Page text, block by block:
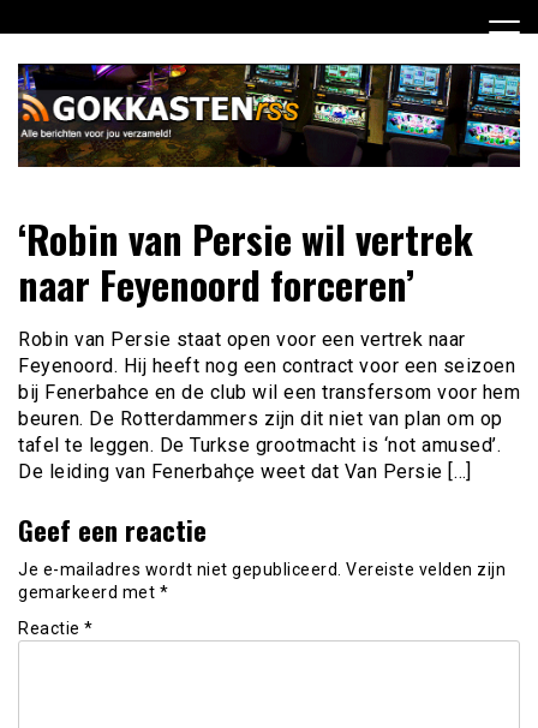
naar
inhoud
Gokkasten RSS
voor jou verzameld
‘Robin van Persie wil vertrek
naar Feyenoord forceren’
Robin van Persie staat open voor een vertrek naar
Feyenoord. Hij heeft nog een contract voor een seizoen
bij Fenerbahce en de club wil een transfersom voor hem
beuren. De Rotterdammers zijn dit niet van plan om op
tafel te leggen. De Turkse grootmacht is ‘not amused’.
De leiding van Fenerbahçe weet dat Van Persie […]
Geef een reactie
Je e-mailadres wordt niet gepubliceerd. Vereiste velden zijn
gemarkeerd met *
Reactie *